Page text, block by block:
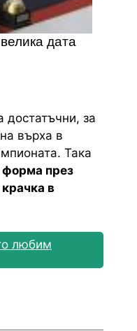
дата
достатъчни, за
върха в
Така
форма през
в
любим